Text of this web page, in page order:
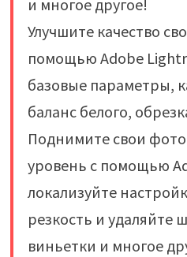
и многое другое!
Улучшите качество
помощью Adobe
базовые параметры,
баланс белого,
Поднимите свои
уровень с помощью
локализуйте
резкость и удаляйте
виньетки и многое